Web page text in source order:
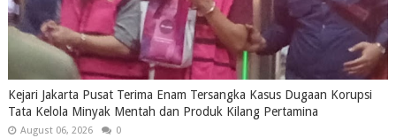
Kejari Jakarta Pusat Terima Enam Tersangka Kasus Dugaan Korupsi
Tata Kelola Minyak Mentah dan Produk Kilang Pertamina
August 06, 2026 0